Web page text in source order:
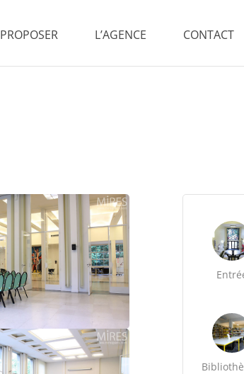
PROPOSER L’AGENCE CONTACT